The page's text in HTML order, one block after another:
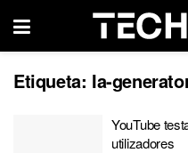
Etiqueta: Ia-
YouTube
utilizadores